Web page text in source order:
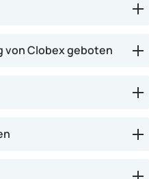
von Clobex geboten